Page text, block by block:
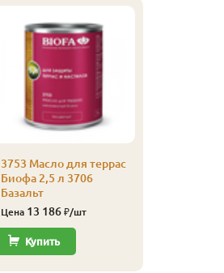
3753 Масло для террас
Биофа 2,5 л 3706
Базальт
Цена 13 186₽/шт
Купить